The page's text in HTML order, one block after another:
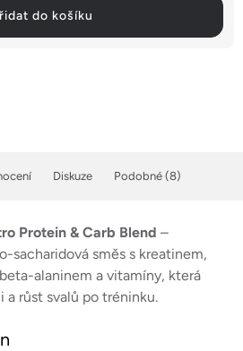
do košíku
Podobné (8)
Diskuze
Protein & Carb Blend –
sacharidová směs s kreatinem,
alaninem a vitamíny, která
a růst svalů po tréninku.